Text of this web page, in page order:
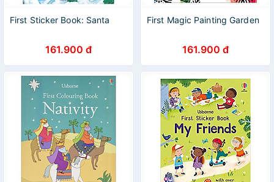
First Sticker Book: Santa
161.900 đ
First Magic Painting Garden
161.900 đ